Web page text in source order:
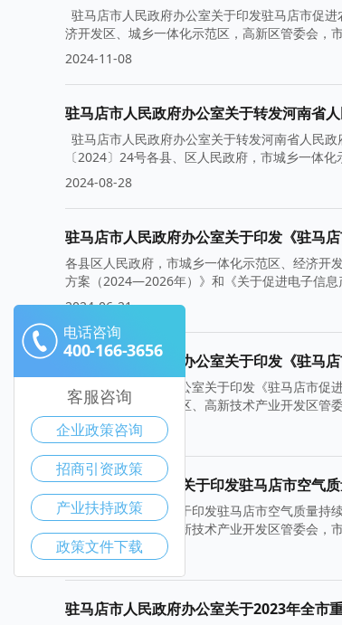
驻马店市人民政府办公室关于印发驻马店市促
济开发区、城乡一体化示范区，高新区管委会，
2024-11-08
驻马店市人民政府办公室关于转发河南省人民
〔2024〕24号各县、区人民政府，市城乡一体
2024-08-28
各县区人民政府，市城乡一体化示范区、经济开
方案（2024—2026年）》和《关于促进电子信
2024-06-21
驻马店市人民政府办公室关于印发《驻马
驻马店市人民政府办公室关于印发《驻马店市
化示范区、经济开发区、高新技术产业开发区管
2024-05-15
驻马店市人民政府关于印发驻马店市空气
驻马店市人民政府关于印发驻马店市空气质量持
店经济开发区、市高新技术产业开发区管委会，
2024-04-25
驻马店市人民政府办公室关于2023年全市
电话咨询
400-166-3656
客服咨询
企业政策咨询
招商引资政策
产业扶持政策
政策文件下载